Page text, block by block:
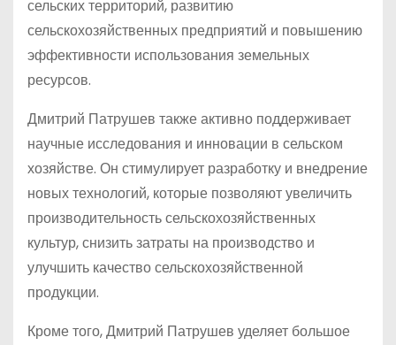
сельских территорий, развитию
сельскохозяйственных предприятий и повышению
эффективности использования земельных
ресурсов.
Дмитрий Патрушев также активно поддерживает
научные исследования и инновации в сельском
хозяйстве. Он стимулирует разработку и внедрение
новых технологий, которые позволяют увеличить
производительность сельскохозяйственных
культур, снизить затраты на производство и
улучшить качество сельскохозяйственной
продукции.
Кроме того, Дмитрий Патрушев уделяет большое